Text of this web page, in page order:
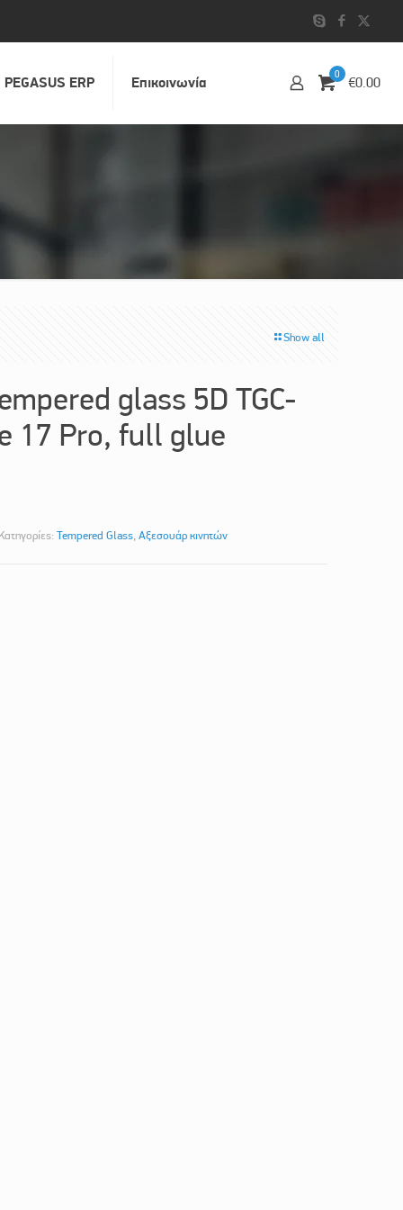
PEGASUS ERP Επικοινωvία 0 €0.00
Show all
glass 5D TGC-
17 Pro, full glue
Tempered Glass, Αξεσουάρ κινητών